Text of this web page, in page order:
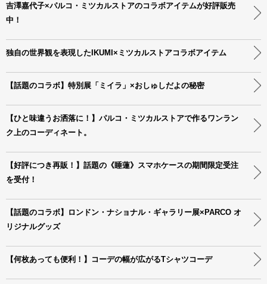
吉澤嘉代子×パルコ・ミツカルストアのコラボアイテムが好評販売
中！
独自の世界観を表現したIKUMI×ミツカルストアコラボアイテム
【話題のコラボ】特別展「ミイラ」×おしゅしだよの秘密
【ひと味違うお洒落に！】パルコ・ミツカルストアで作るワンラン
ク上のコーディネート。
【好評につき再販！】話題の《睡蓮》スマホケースの期間限定受注
を受付！
【話題のコラボ】ロンドン・ナショナル・ギャラリー展×PARCO オ
リジナルグッズ
【何枚あっても便利！】コーデの幅が広がるTシャツコーデ